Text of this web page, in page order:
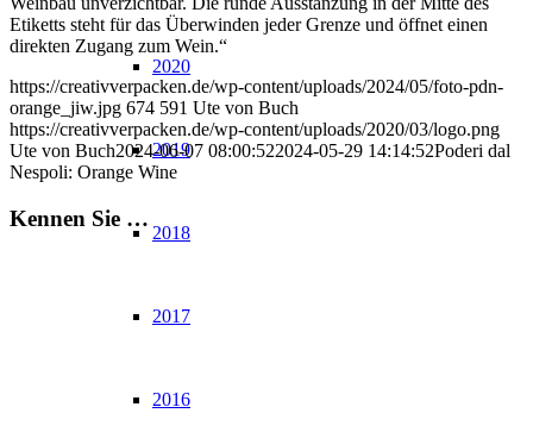
2020
2019
2018
2017
2016
Etiketts steht für das Überwinden jeder Grenze und öffnet einen
direkten Zugang zum Wein.“
https://creativverpacken.de/wp-content/uploads/2024/05/foto-pdn-
orange_jiw.jpg 674 591 Ute von Buch
https://creativverpacken.de/wp-content/uploads/2020/03/logo.png
Ute von Buch2024-06-07 08:00:522024-05-29 14:14:52Poderi dal
Nespoli: Orange Wine
Kennen Sie …